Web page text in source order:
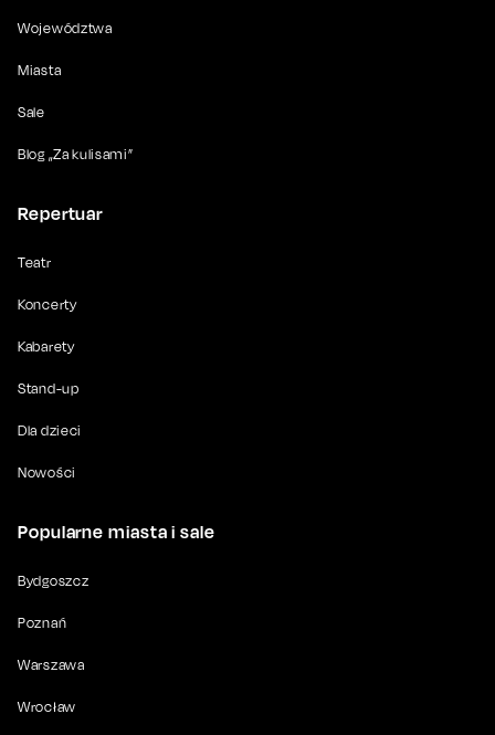
Województwa
Miasta
Sale
Blog „Za kulisami”
Repertuar
Teatr
Koncerty
Kabarety
Stand-up
Dla dzieci
Nowości
Popularne miasta i sale
Bydgoszcz
Poznań
Warszawa
Wrocław